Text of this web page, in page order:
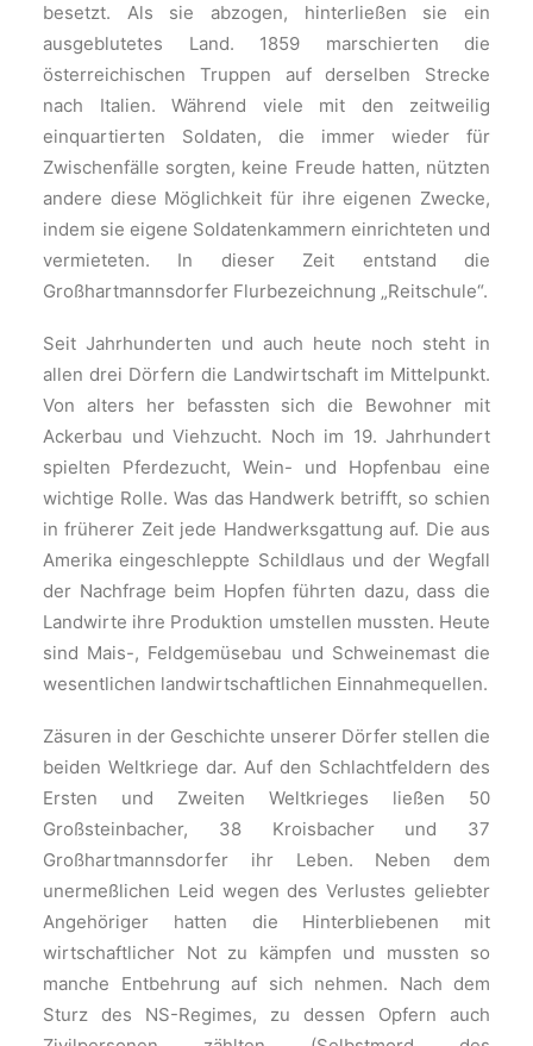
besetzt. Als sie abzogen, hinterließen sie ein
ausgeblutetes Land. 1859 marschierten die
österreichischen Truppen auf derselben Strecke
nach Italien. Während viele mit den zeitweilig
einquartierten Soldaten, die immer wieder für
Zwischenfälle sorgten, keine Freude hatten, nützten
andere diese Möglichkeit für ihre eigenen Zwecke,
indem sie eigene Soldatenkammern einrichteten und
vermieteten. In dieser Zeit entstand die
Großhartmannsdorfer Flurbezeichnung „Reitschule“.
Seit Jahrhunderten und auch heute noch steht in
allen drei Dörfern die Landwirtschaft im Mittelpunkt.
Von alters her befassten sich die Bewohner mit
Ackerbau und Viehzucht. Noch im 19. Jahrhundert
spielten Pferdezucht, Wein- und Hopfenbau eine
wichtige Rolle. Was das Handwerk betrifft, so schien
in früherer Zeit jede Handwerksgattung auf. Die aus
Amerika eingeschleppte Schildlaus und der Wegfall
der Nachfrage beim Hopfen führten dazu, dass die
Landwirte ihre Produktion umstellen mussten. Heute
sind Mais-, Feldgemüsebau und Schweinemast die
wesentlichen landwirtschaftlichen Einnahmequellen.
Zäsuren in der Geschichte unserer Dörfer stellen die
beiden Weltkriege dar. Auf den Schlachtfeldern des
Ersten und Zweiten Weltkrieges ließen 50
Großsteinbacher, 38 Kroisbacher und 37
Großhartmannsdorfer ihr Leben. Neben dem
unermeßlichen Leid wegen des Verlustes geliebter
Angehöriger hatten die Hinterbliebenen mit
wirtschaftlicher Not zu kämpfen und mussten so
manche Entbehrung auf sich nehmen. Nach dem
Sturz des NS-Regimes, zu dessen Opfern auch